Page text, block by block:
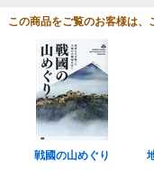
この商品をご覧のお客様は、
戦國の山めぐり